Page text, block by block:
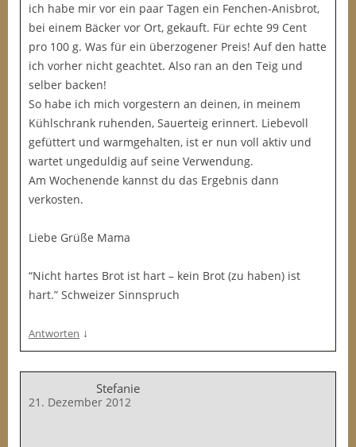
ich habe mir vor ein paar Tagen ein Fenchen-Anisbrot,
bei einem Bäcker vor Ort, gekauft. Für echte 99 Cent
pro 100 g. Was für ein überzogener Preis! Auf den hatte
ich vorher nicht geachtet. Also ran an den Teig und
selber backen!
So habe ich mich vorgestern an deinen, in meinem
Kühlschrank ruhenden, Sauerteig erinnert. Liebevoll
gefüttert und warmgehalten, ist er nun voll aktiv und
wartet ungeduldig auf seine Verwendung.
Am Wochenende kannst du das Ergebnis dann
verkosten.
Liebe Grüße Mama
“Nicht hartes Brot ist hart – kein Brot (zu haben) ist
hart.” Schweizer Sinnspruch
Antworten ↓
Stefanie
21. Dezember 2012